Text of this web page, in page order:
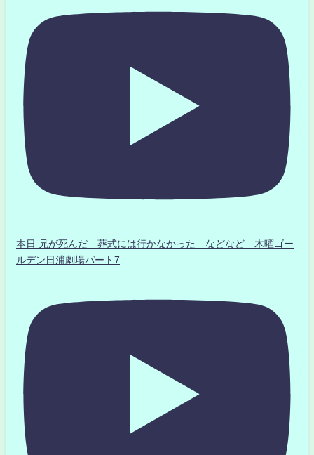
本日 兄が死んだ 葬式には行かなかった などなど 木曜ゴー
ルデン日浦劇場パート7